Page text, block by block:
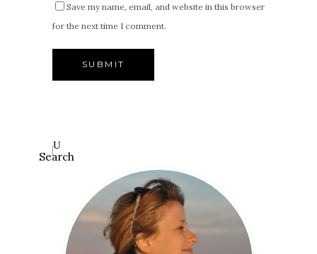
Save my name, email, and website in this browser
for the next time I comment.
Search